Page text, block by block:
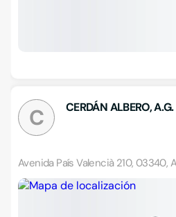
C CERDÁN ALBERO, A.G.
Avenida País Valencià 210, 03340,